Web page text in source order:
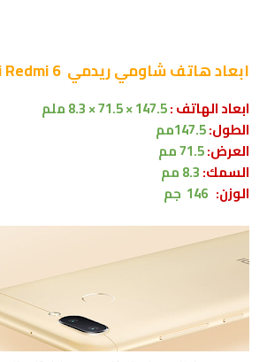
ابعادهاتف شاومي ريدمي Xiaomi Redmi 6
ابعاد الهاتف :147.5 × 71.5 × 8.3 ملم
الطول:147.5مم
العرض:
السمك:8.3 مم
الوزن: